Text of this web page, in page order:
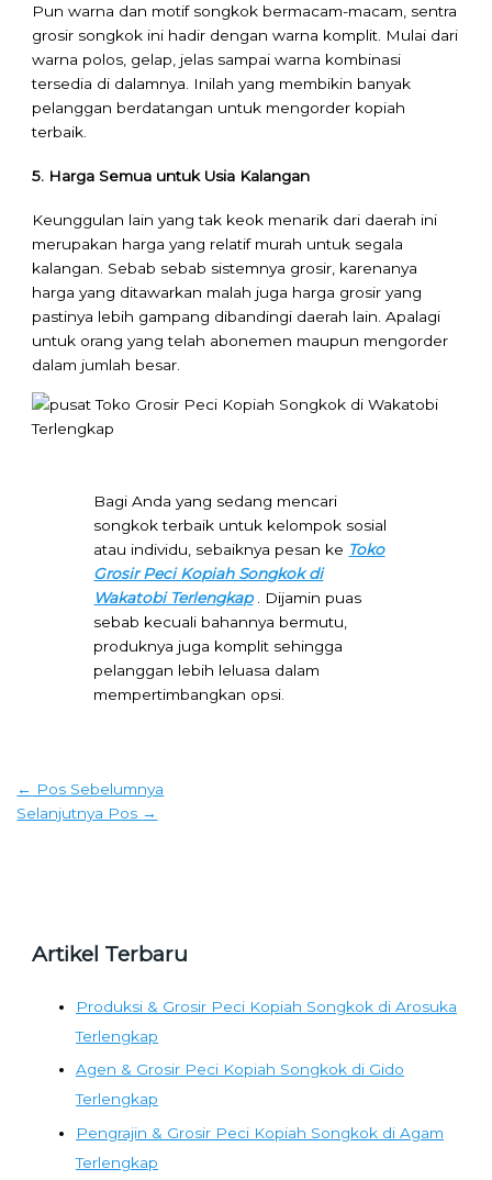
Pun warna dan motif songkok bermacam-macam, sentra
grosir songkok ini hadir dengan warna komplit. Mulai dari
warna polos, gelap, jelas sampai warna kombinasi
tersedia di dalamnya. Inilah yang membikin banyak
pelanggan berdatangan untuk mengorder kopiah
terbaik.
5. Harga Semua untuk Usia Kalangan
Keunggulan lain yang tak keok menarik dari daerah ini
merupakan harga yang relatif murah untuk segala
kalangan. Sebab sebab sistemnya grosir, karenanya
harga yang ditawarkan malah juga harga grosir yang
pastinya lebih gampang dibandingi daerah lain. Apalagi
untuk orang yang telah abonemen maupun mengorder
dalam jumlah besar.
Bagi Anda yang sedang mencari
songkok terbaik untuk kelompok sosial
atau individu, sebaiknya pesan ke Toko
Grosir Peci Kopiah Songkok di
Wakatobi Terlengkap. Dijamin puas
sebab kecuali bahannya bermutu,
produknya juga komplit sehingga
pelanggan lebih leluasa dalam
mempertimbangkan opsi.
← Pos Sebelumnya
Selanjutnya Pos →
Artikel Terbaru
Produksi & Grosir Peci Kopiah Songkok di Arosuka
Terlengkap
Agen & Grosir Peci Kopiah Songkok di Gido
Terlengkap
Pengrajin & Grosir Peci Kopiah Songkok di Agam
Terlengkap